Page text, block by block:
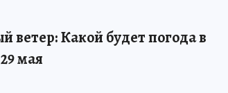
ветер: Какой будет погода в
мая